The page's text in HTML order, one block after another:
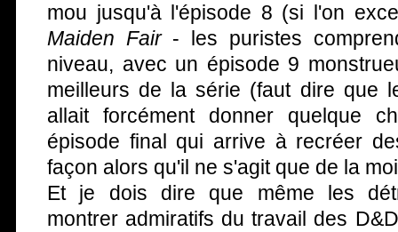
mou jusqu'à l'épisode 8 (si l'on
Maiden Fair- les puristes
niveau, avec un épisode 9
meilleurs de la série (faut dire que
allait forcément donner quelque
épisode final qui arrive à recréer
façon alors qu'il ne s'agit que de la
Et je dois dire que même les
montrer admiratifs du travail des